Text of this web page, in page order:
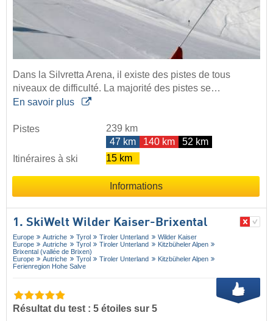
Dans la Silvretta Arena, il existe des pistes de tous
niveaux de difficulté. La majorité des pistes se…
En savoir plus
Pistes
239 km
47 km
140 km
52 km
Itinéraires à ski
15 km
Informations
1. SkiWelt Wilder Kaiser-Brixental
Europe Autriche Tyrol Tiroler Unterland
Wilder Kaiser
Europe
Autriche Tyrol Tiroler Unterland
Kitzbüheler Alpen
Brixental (vallée de Brixen)
Europe
Autriche Tyrol Tiroler Unterland
Kitzbüheler Alpen
Ferienregion Hohe Salve
Résultat du test : 5 étoiles sur 5